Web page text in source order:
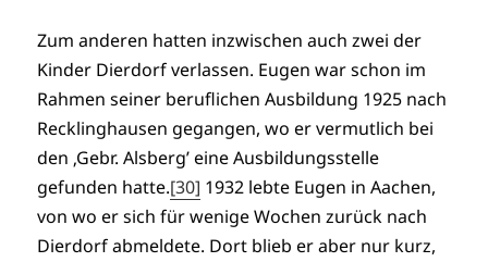
Zum anderen hatten inzwischen auch zwei der
Kinder Dierdorf verlassen. Eugen war schon im
Rahmen seiner beruflichen Ausbildung 1925 nach
Recklinghausen gegangen, wo er vermutlich bei
den ‚Gebr. Alsberg’ eine Ausbildungsstelle
gefunden hatte.[30] 1932 lebte Eugen in Aachen,
von wo er sich für wenige Wochen zurück nach
Dierdorf abmeldete. Dort blieb er aber nur kurz,